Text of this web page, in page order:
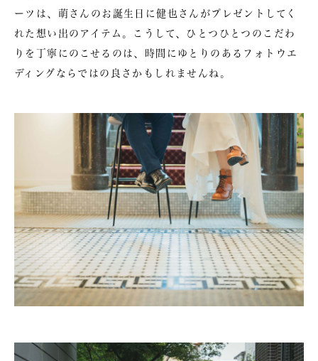
ーツは、萌さんのお誕生日に健也さんがプレゼントしてく
れた想い出のアイテム。こうして、ひとつひとつのこだわ
りを丁寧にのこせるのは、時間にゆとりのあるフォトウエ
ディングならではの良さかもしれませんね。